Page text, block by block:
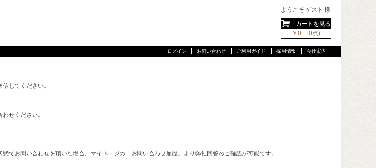
ようこそ ゲスト 様
カートを見る
￥0 (0点)
会社案内
採用情報
ご利用ガイド
お問い合わせ
ログイン
してください。
せください。
お問い合わせを頂いた場合、マイページの「お問い合わせ履歴」より弊社回答のご確認が可能です。